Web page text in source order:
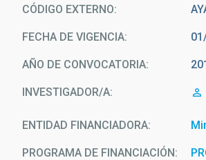
la
navegación
CÓDIGO EXTERNO
FECHA DE VIGENCIA
AÑO DE CONVOCATORIA
INVESTIGADOR/A
ENTIDAD FINANCIADORA
PROGRAMA DE FINANCIACIÓN